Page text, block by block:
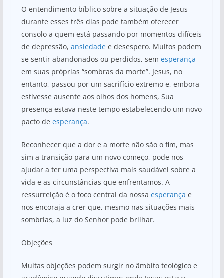
O entendimento bíblico sobre a situação de Jesus
durante esses três dias pode também oferecer
consolo a quem está passando por momentos difíceis
de depressão, ansiedadee desespero. Muitos podem
se sentir abandonados ou perdidos, sem esperança
em suas próprias “sombras da morte”. Jesus, no
entanto, passou por um sacrifício extremo e, embora
estivesse ausente aos olhos dos homens, Sua
presença estava neste tempo estabelecendo um novo
pacto de esperança.
Reconhecer que a dor e a morte não são o fim, mas
sim a transição para um novo começo, pode nos
ajudar a ter uma perspectiva mais saudável sobre a
vida e as circunstâncias que enfrentamos. A
ressurreição é o foco central da nossa esperança e
nos encoraja a crer que, mesmo nas situações mais
sombrias, a luz do Senhor pode brilhar.
Objeções
Muitas objeções podem surgir no âmbito teológico e